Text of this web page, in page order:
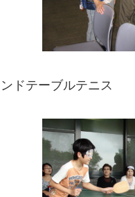
ドテーブルテニス